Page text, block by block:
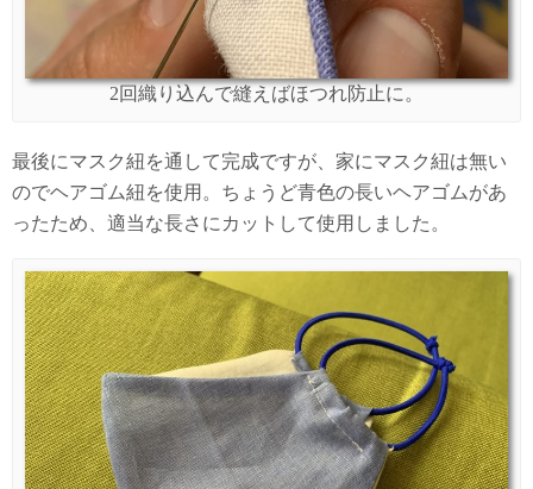
2回織り込んで縫えばほつれ防止に。
最後にマスク紐を通して完成ですが、家にマスク紐は無い
のでヘアゴム紐を使用。ちょうど青色の長いヘアゴムがあ
ったため、適当な長さにカットして使用しました。